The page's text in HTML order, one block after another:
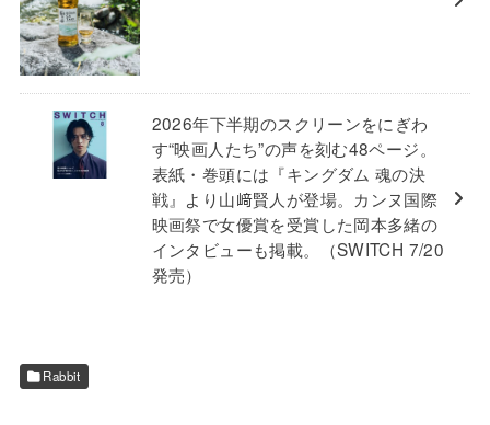
2026年下半期のスクリーンをにぎわ
す“映画人たち”の声を刻む48ページ。
表紙・巻頭には『キングダム 魂の決
戦』より山﨑賢人が登場。カンヌ国際
映画祭で女優賞を受賞した岡本多緒の
インタビューも掲載。（SWITCH 7/20
発売）
Rabbit